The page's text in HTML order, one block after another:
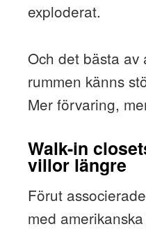
exploderat.
Och det bästa
rummen känns
Mer förvaring,
Walk-in
villor längre
Förut
med